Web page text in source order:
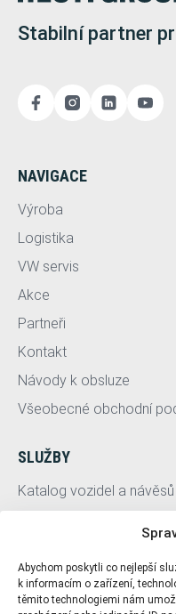
Abychom poskytli co nejlepší
k informacím o zařízení,
těmito technologiemi nám
Stabilní partner
NAVIGACE
Výroba
Logistika
VW servis
Akce
Partneři
Kontakt
Návody k obsluze
Všeobecné obchodní
SLUŽBY
Katalog vozidel a návěsů
PRO UŽIVATELE